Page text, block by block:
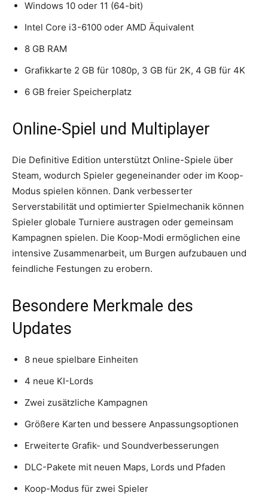
Windows 10 oder 11 (64-bit)
Intel Core i3-6100 oder AMD Äquivalent
8 GB RAM
Grafikkarte 2 GB für 1080p, 3 GB für 2K, 4 GB für 4K
6 GB freier Speicherplatz
Online-Spiel und Multiplayer
Die Definitive Edition unterstützt Online-Spiele über
Steam, wodurch Spieler gegeneinander oder im Koop-
Modus spielen können. Dank verbesserter
Serverstabilität und optimierter Spielmechanik können
Spieler globale Turniere austragen oder gemeinsam
Kampagnen spielen. Die Koop-Modi ermöglichen eine
intensive Zusammenarbeit, um Burgen aufzubauen und
feindliche Festungen zu erobern.
Besondere Merkmale des
Updates
8 neue spielbare Einheiten
4 neue KI-Lords
Zwei zusätzliche Kampagnen
Größere Karten und bessere Anpassungsoptionen
Erweiterte Grafik- und Soundverbesserungen
DLC-Pakete mit neuen Maps, Lords und Pfaden
Koop-Modus für zwei Spieler